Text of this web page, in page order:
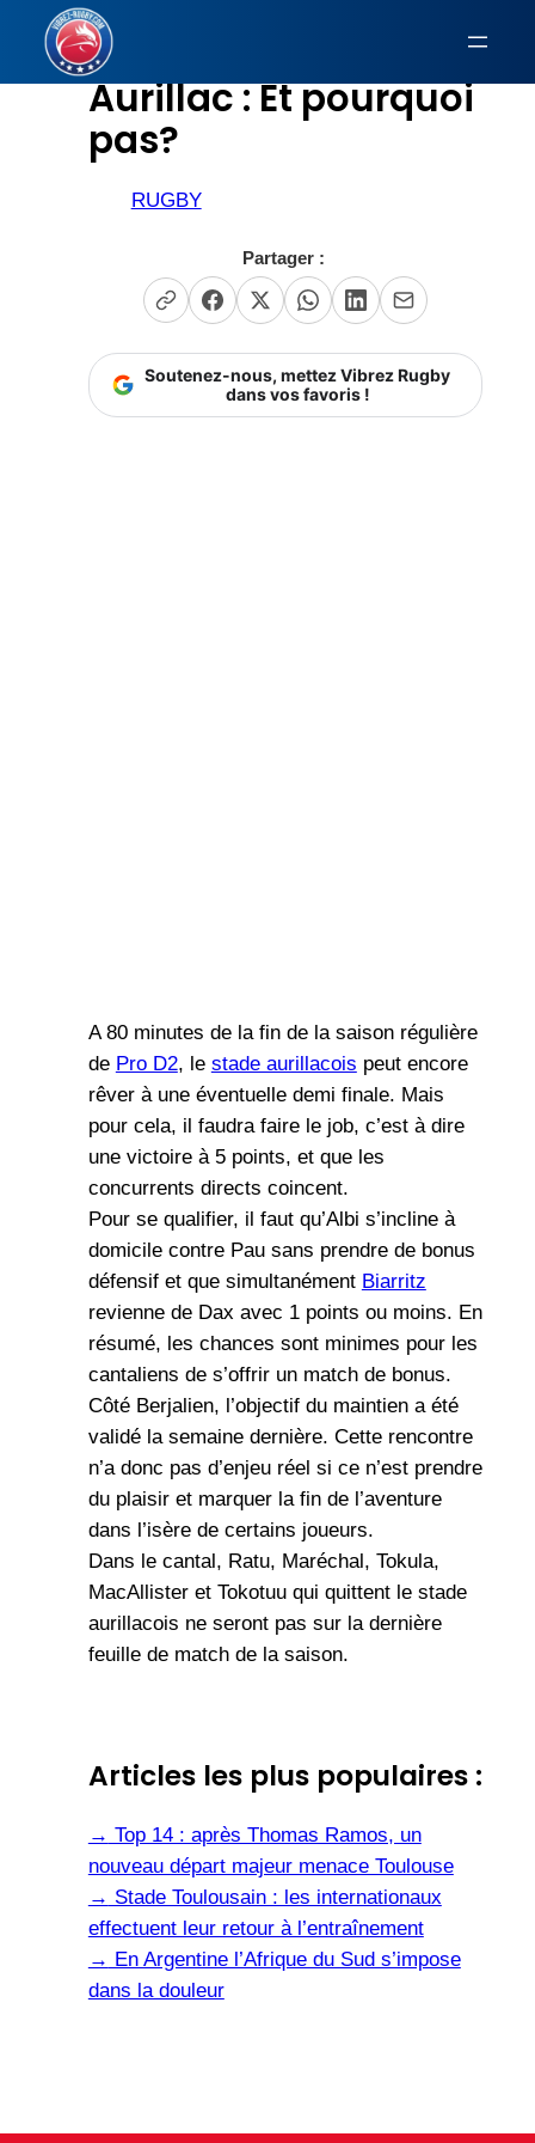
Aller
contenu Aurillac : Et pourquoi
pas?
RUGBY
Partager :
Soutenez-nous, mettez Vibrez Rugby
dans vos favoris !
A 80 minutes de la fin de la saison régulière
de Pro D2, le stade aurillacois peut encore
rêver à une éventuelle demi finale. Mais
pour cela, il faudra faire le job, c’est à dire
une victoire à 5 points, et que les
concurrents directs coincent.
Pour se qualifier, il faut qu’Albi s’incline à
domicile contre Pau sans prendre de bonus
défensif et que simultanément Biarritz
revienne de Dax avec 1 points ou moins. En
résumé, les chances sont minimes pour les
cantaliens de s’offrir un match de bonus.
Côté Berjalien, l’objectif du maintien a été
validé la semaine dernière. Cette rencontre
n’a donc pas d’enjeu réel si ce n’est prendre
du plaisir et marquer la fin de l’aventure
dans l’isère de certains joueurs.
Dans le cantal, Ratu, Maréchal, Tokula,
MacAllister et Tokotuu qui quittent le stade
aurillacois ne seront pas sur la dernière
feuille de match de la saison.
Articles les plus populaires :
→ Top 14 : après Thomas Ramos, un
nouveau départ majeur menace Toulouse
→ Stade Toulousain : les internationaux
effectuent leur retour à l’entraînement
→ En Argentine l’Afrique du Sud s’impose
dans la douleur